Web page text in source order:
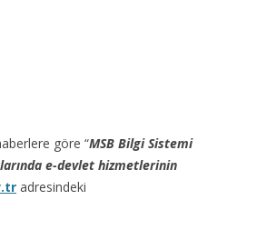
göre “MSB Bilgi Sistemi
e-devlet hizmetlerinin
adresindeki